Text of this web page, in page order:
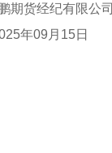
纪有限公司
月15日